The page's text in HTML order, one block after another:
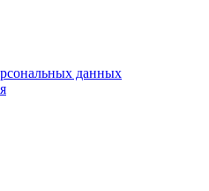
данных